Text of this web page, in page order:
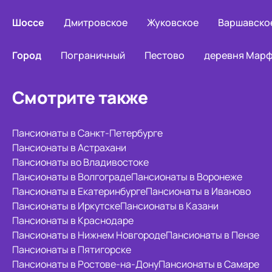
Шоссе Дмитровское Жуковское
Город Пограничный Пестово деревня
Смотрите также
Пансионаты в Санкт-Петербурге
Пансионаты в Астрахани
Пансионаты во Владивостоке
Пансионаты в ВолгоградеПансионаты в Воронеже
Пансионаты в ЕкатеринбургеПансионаты в Иваново
Пансионаты в ИркутскеПансионаты в Казани
Пансионаты в Краснодаре
Пансионаты в Нижнем НовгородеПансионаты в Пензе
Пансионаты в Пятигорске
Пансионаты в Ростове-на-ДонуПансионаты в Самаре